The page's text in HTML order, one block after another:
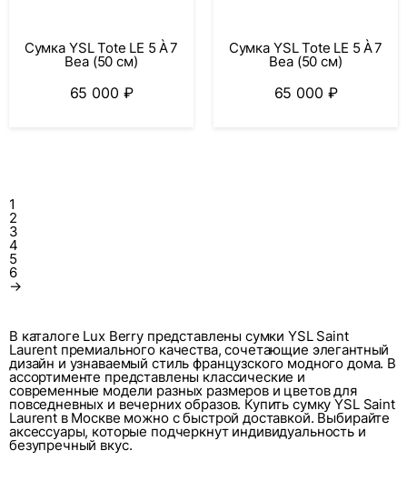
Сумка YSL Tote LE 5 À 7
Bea (50 см)
65 000 ₽
Сумка YSL Tote LE 5 À 7
Bea (50 см)
65 000 ₽
1
2
3
4
5
6
→
В каталоге Lux Berry представлены сумки YSL Saint
Laurent премиального качества, сочетающие элегантный
дизайн и узнаваемый стиль французского модного дома. В
ассортименте представлены классические и
современные модели разных размеров и цветов для
повседневных и вечерних образов. Купить сумку YSL Saint
Laurent в Москве можно с быстрой доставкой. Выбирайте
аксессуары, которые подчеркнут индивидуальность и
безупречный вкус.